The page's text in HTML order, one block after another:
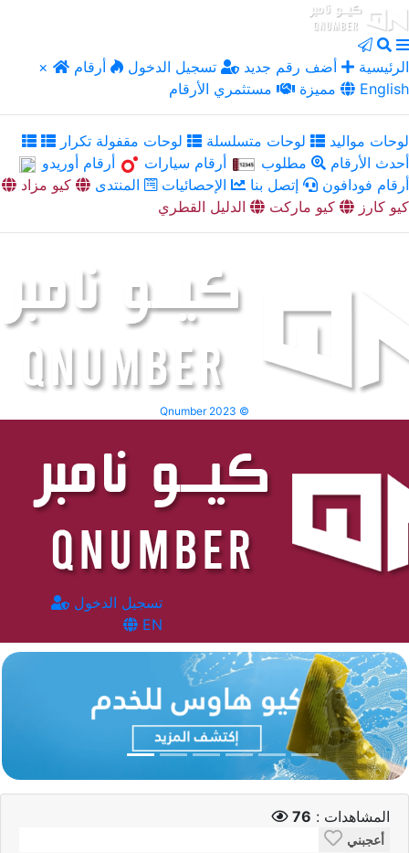
× الرئيسية أضف رقم جديد تسجيل الدخول
أرقام
مميزة
مستثمري الأرقام English
لوحات مواليد لوحات متسلسلة
لوحات مقفولة تكرار
أحدث الأرقام
مطلوب أرقام سيارات
أرقام أوريدو
أرقام فودافون
إتصل بنا الإحصائيات المنتدى
كيو مزاد
كيو كارز
كيو ماركت الدليل القطري
Qnumber 2023 ©
تسجيل الدخول
EN
المشاهدات : 76
أعجبني